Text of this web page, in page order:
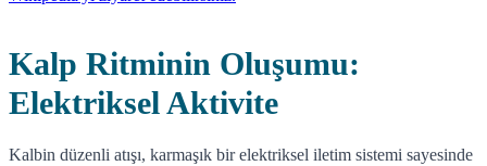
Kalp Ritminin Oluşumu:
Elektriksel Aktivite
Kalbin düzenli atışı, karmaşık bir elektriksel iletim sistemi sayesinde